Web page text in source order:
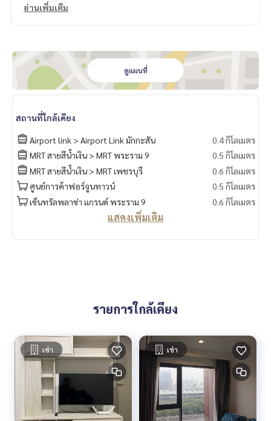
You can inbox or dm to ask more information, It’s my pleas
ure to give.
Tel :
093-943-4388
What App+6693-943-4388
LINE ID : @BPP2019
-
#Nook
อ่านเพิ่มเติม
ดูแผนที่
สถานที่ใกล้เคียง
Airport link > Airport Link มักกะสัน
0.4 กิโลเมตร
MRT สายสีน้ำเงิน > MRT พระราม 9
0.5 กิโลเมตร
MRT สายสีน้ำเงิน > MRT เพชรบุรี
0.6 กิโลเมตร
ศูนย์การค้าฟอร์จูนทาวน์
0.5 กิโลเมตร
เซ็นทรัลพลาซ่า แกรนด์ พระราม 9
0.6 กิโลเมตร
แสดงเพิ่มเติม
รายการใกล้เคียง
เช่า เช่า